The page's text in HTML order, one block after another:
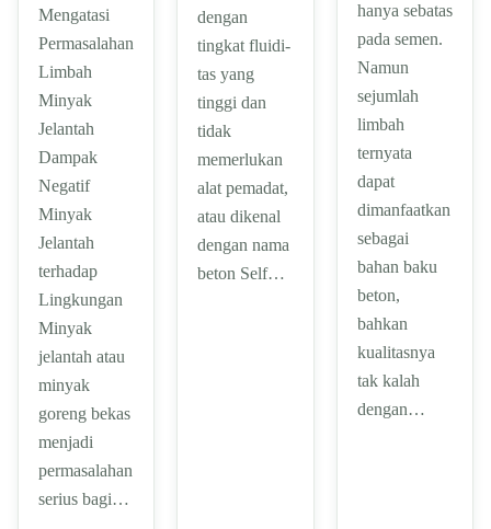
Mengatasi
Permasalahan
Limbah
Minyak
Jelantah
Dampak
Negatif
Minyak
Jelantah
terhadap
Lingkungan
Minyak
jelantah atau
minyak
goreng bekas
menjadi
permasalahan
serius bagi…
dengan
tingkat fluidi-
tas yang
tinggi dan
tidak
memerlukan
alat pemadat,
atau dikenal
dengan nama
beton Self…
hanya sebatas
pada semen.
Namun
sejumlah
limbah
ternyata
dapat
dimanfaatkan
sebagai
bahan baku
beton,
bahkan
kualitasnya
tak kalah
dengan…